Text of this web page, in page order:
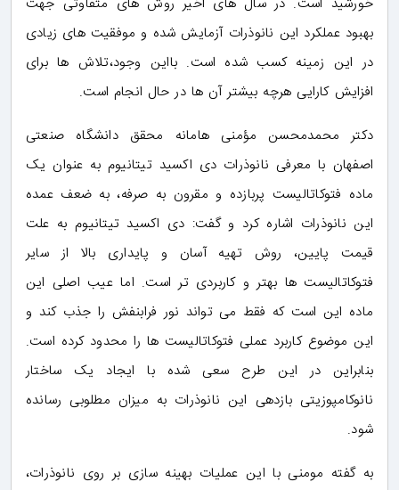
بهبود عملکرد این نانوذرات آزمایش شده و موفقیت های زیادی
در این زمینه کسب شده است. بااین وجود،تلاش ها برای
افزایش کارایی هرچه بیشتر آن ها در حال انجام است.
دکتر محمدمحسن مؤمنی هامانه محقق دانشگاه صنعتی
اصفهان با معرفی نانوذرات دی اکسید تیتانیوم به عنوان یک
ماده فتوکاتالیست پربازده و مقرون به صرفه، به ضعف عمده
این نانوذرات اشاره کرد و گفت: دی اکسید تیتانیوم به علت
قیمت پایین، روش تهیه آسان و پایداری بالا از سایر
فتوکاتالیست ها بهتر و کاربردی تر است. اما عیب اصلی این
ماده این است که فقط می تواند نور فرابنفش را جذب کند و
این موضوع کاربرد عملی فتوکاتالیست ها را محدود کرده است.
بنابراین در این طرح سعی شده با ایجاد یک ساختار
نانوکامپوزیتی بازدهی این نانوذرات به میزان مطلوبی رسانده
شود.
به گفته مومنی با این عملیات بهینه سازی بر روی نانوذرات،